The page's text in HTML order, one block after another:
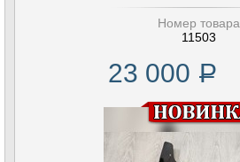
Номер товара
11503
23 000 Р